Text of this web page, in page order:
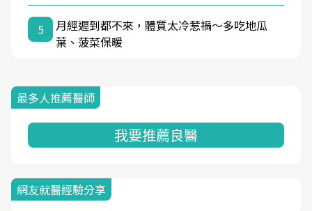
5
月經遲到都不來，體質太冷惹禍〜多吃地瓜
葉、菠菜保暖
最多人推薦醫師
我要推薦良醫
網友就醫經驗分享